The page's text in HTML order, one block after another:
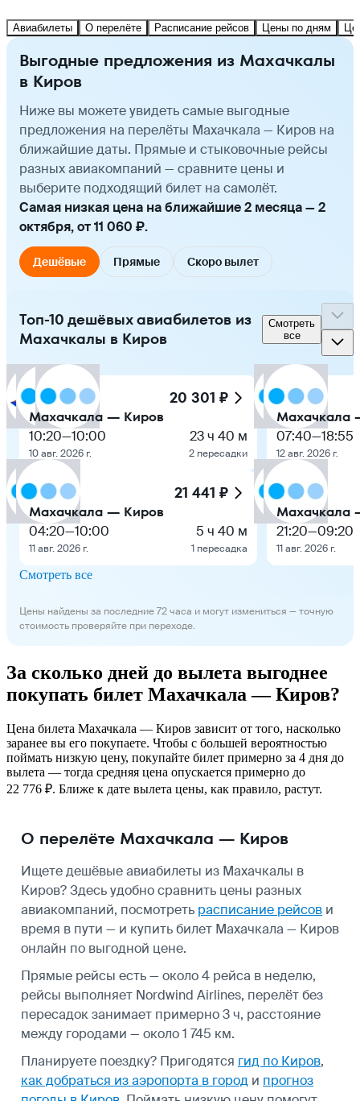
Авиабилеты О перелёте Расписание рейсов Цены по дням
Выгодные предложения из Махачкалы
в Киров
Ниже вы можете увидеть самые выгодные
предложения на перелёты Махачкала — Киров на
ближайшие даты. Прямые и стыковочные рейсы
разных авиакомпаний — сравните цены и
выберите подходящий билет на самолёт.
Самая низкая цена на ближайшие 2 месяца — 2
октября, от 11 060 ₽.
Дешёвые Прямые Скоро вылет
Топ-10 дешёвых авиабилетов из
Махачкалы в Киров
Смотреть
все
20 301 ₽
Махачкала — Киров
10:20—10:00
10 авг. 2026 г.
23 ч 40 м
2 пересадки
21 441 ₽
Махачкала — Киров
04:20—10:00
11 авг. 2026 г.
5 ч 40 м
1 пересадка
Махачкала
07:40—18:55
12 авг. 2026 г.
Махачкала
21:20—09:20
11 авг. 2026 г.
Смотреть все
Цены найдены за последние 72 часа и могут измениться — точную
стоимость проверяйте при переходе.
За сколько дней до вылета выгоднее
покупать билет Махачкала — Киров?
Цена билета Махачкала — Киров зависит от того, насколько
заранее вы его покупаете. Чтобы с большей вероятностью
поймать низкую цену, покупайте билет примерно за 4 дня до
вылета — тогда средняя цена опускается примерно до
22 776 ₽. Ближе к дате вылета цены, как правило, растут.
О перелёте Махачкала — Киров
Ищете дешёвые авиабилеты из Махачкалы в
Киров? Здесь удобно сравнить цены разных
авиакомпаний, посмотреть расписание рейсов и
время в пути — и купить билет Махачкала — Киров
онлайн по выгодной цене.
Прямые рейсы есть — около 4 рейса в неделю,
рейсы выполняет Nordwind Airlines, перелёт без
пересадок занимает примерно 3 ч, расстояние
между городами — около 1 745 км.
Планируете поездку? Пригодятся гид по Киров,
как добраться из аэропорта в город и прогноз